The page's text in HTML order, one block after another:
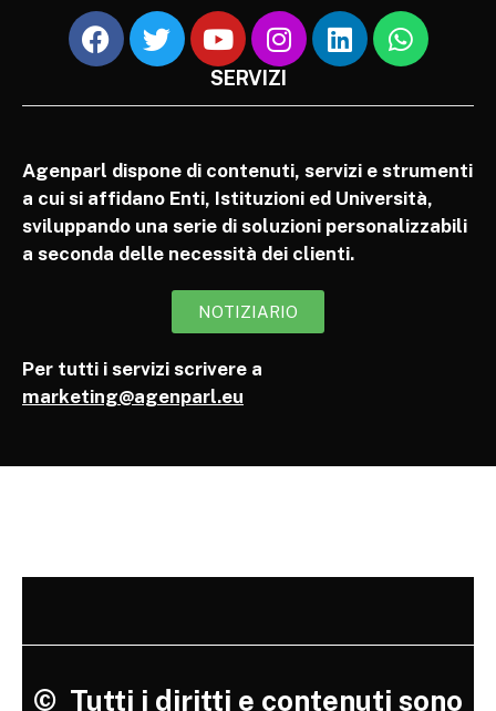
SERVIZI
Agenparl dispone di contenuti, servizi e strumenti
a cui si affidano Enti, Istituzioni ed Università,
sviluppando una serie di soluzioni personalizzabili
a seconda delle necessità dei clienti.
NOTIZIARIO
Per tutti i servizi scrivere a
marketing@agenparl.eu
© Tutti i diritti e contenuti sono